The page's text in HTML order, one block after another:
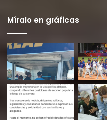
Míralo en gráficas